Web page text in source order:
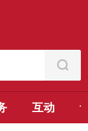
互动